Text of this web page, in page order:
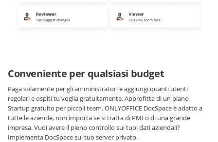
Conveniente per qualsiasi budget
Paga solamente per gli amministratori e aggiungi quanti utenti
regolari e ospiti tu voglia gratuitamente. Approfitta di un piano
Startup gratuito per piccoli team. ONLYOFFICE DocSpace è adatto a
tutte le aziende, non importa se si tratta di PMI o di una grande
impresa. Vuoi avere il pieno controllo sui tuoi dati aziendali?
Implementa DocSpace sul tuo server privato.